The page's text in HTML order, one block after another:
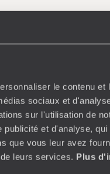
le contenu et
sociaux et
sur l'utilisation de
et d'analyse,
que vous leur avez
leurs services. Plus
la route de Mascate, ne
l'ouest pour découvrir
pour sa poterie et son
; celui d'Al Hamra, dont
l'intéressante maison-
Al Abreyeen à
il ne faut pas
et balisée permet